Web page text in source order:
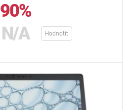
90%
N/A Hodnotit